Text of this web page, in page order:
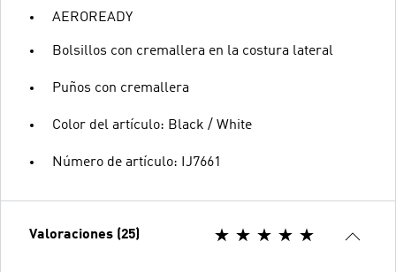
AEROREADY
Bolsillos con cremallera en la costura lateral
Puños con cremallera
Color del artículo: Black / White
Número de artículo: IJ7661
Valoraciones (25)